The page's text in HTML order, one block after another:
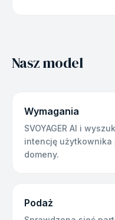
Nasz model
Wymagania
SVOYAGER AI i
intencję użytkownika
domeny.
Podaż